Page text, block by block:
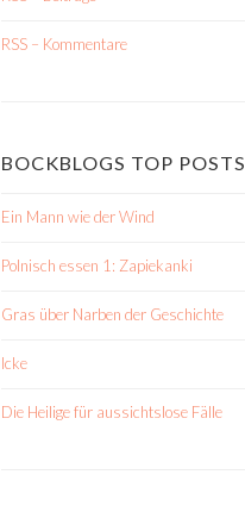
RSS – Kommentare
BOCKBLOGS TOP POSTS
Ein Mann wie der Wind
Polnisch essen 1: Zapiekanki
Gras über Narben der Geschichte
Icke
Die Heilige für aussichtslose Fälle